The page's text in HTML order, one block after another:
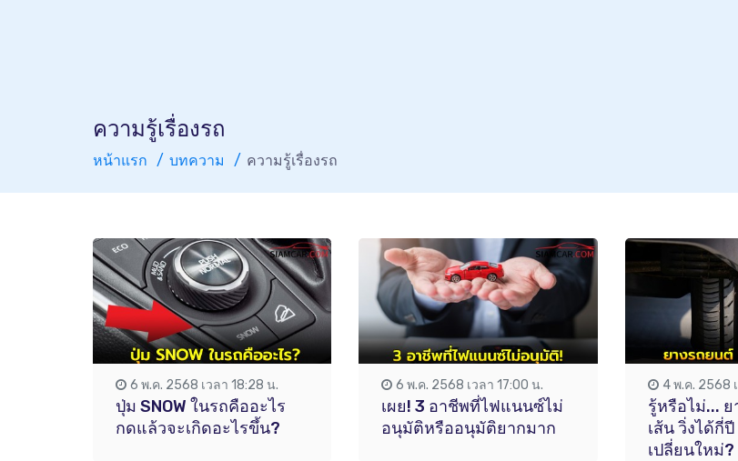
ความรู้เรื่องรถ
หน้าแรก บทความ ความรู้เรื่องรถ
6 พ.ค. 2568 เวลา 18:28 น.
ปุ่ม SNOW ในรถคืออะไร
กดแล้วจะเกิดอะไรขึ้น?
6 พ.ค. 2568 เวลา 17:00 น.
เผย! 3 อาชีพที่ไฟแนนซ์ไม่
อนุมัติหรืออนุมัติยากมาก
4 พ.ค. 2568
รู้หรือไม่...
เส้น วิ่งได้กี่
เปลี่ยนใหม่?